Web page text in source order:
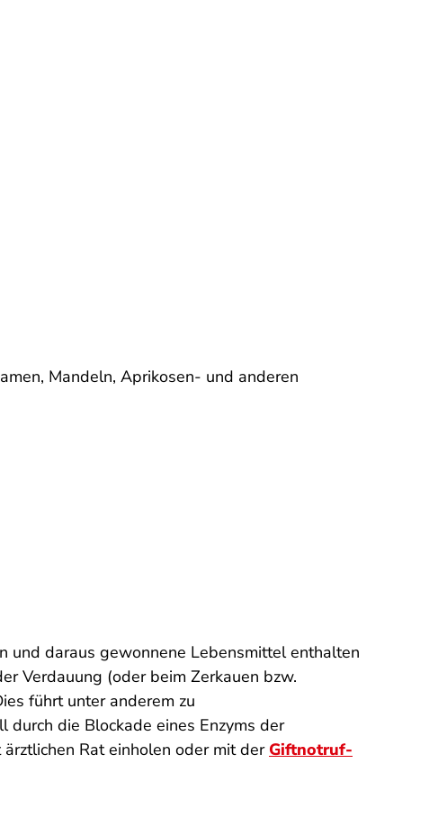
Mandeln, Aprikosen- und anderen
und daraus gewonnene Lebensmittel enthalten
Verdauung (oder beim Zerkauen bzw.
führt unter anderem zu
die Blockade eines Enzyms der
Rat einholen oder mit der Giftnotruf-